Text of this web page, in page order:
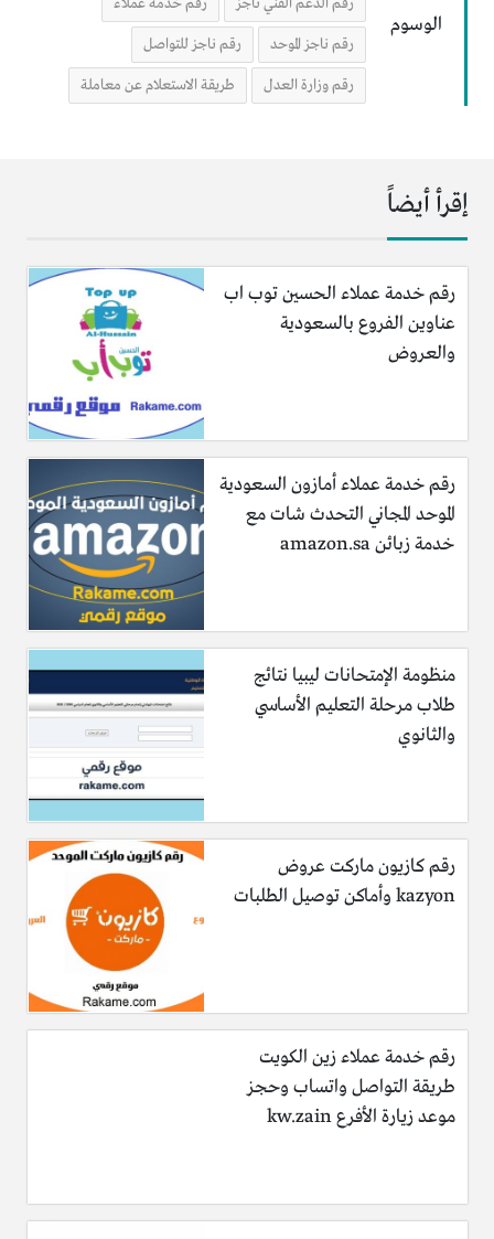
الوسوم
رقم الدعم الفني ناجز رقم خدمة عملاء
رقم ناجز الموحد رقم ناجز للتواصل
رقم وزارة العدل طريقة الاستعلام عن معاملة
إقرأ أيضاً
رقم خدمة عملاء الحسين توب اب
عناوين الفروع بالسعودية
والعروض
رقم خدمة عملاء أمازون السعودية
الموحد المجاني التحدث شات مع
خدمة زبائن amazon.sa
منظومة الإمتحانات ليبيا نتائج
طلاب مرحلة التعليم الأساسي
والثانوي
رقم كازيون ماركت عروض
kazyon وأماكن توصيل الطلبات
رقم خدمة عملاء زين الكويت
طريقة التواصل واتساب وحجز
موعد زيارة الأفرع kw.zain